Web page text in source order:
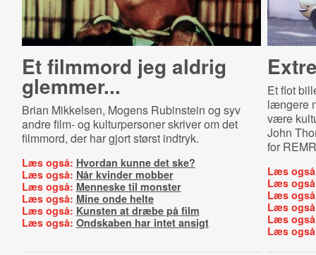
Et filmmord jeg aldrig
glemmer...
Brian Mikkelsen, Mogens Rubinstein og syv
andre film- og kulturpersoner skriver om det
filmmord, der har gjort størst indtryk.
Læs også: Hvordan kunne det ske?
Læs også: Når kvinder mobber
Læs også: Menneske til monster
Læs også: Mine onde helte
Læs også: Kunsten at dræbe på film
Læs også: Ondskaben har intet ansigt
Et flot
længere
være
John
for
Læs
Læs
Læs
Læs
Læs
Læs